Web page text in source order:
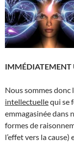
IMMÉDIATEMENT
Nous sommes donc
intellectuellequi se
emmagasinée dans
formes de
l’effet vers la